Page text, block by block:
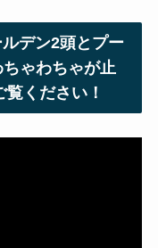
デン2頭とプー
ゃわちゃが止
ください！